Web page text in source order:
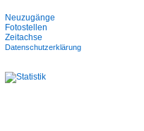
Neuzugänge
Fotostellen
Zeitachse
Datenschutzerklärung